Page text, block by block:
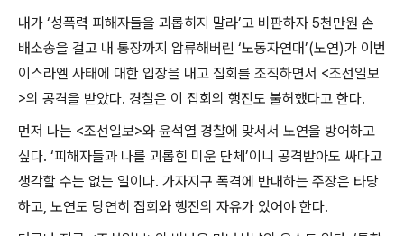
내가 ‘성폭력 피해자들을 괴롭히지 말라’고 비판하자 5천만원 손
배소송을 걸고 내 통장까지 압류해버린 ‘노동자연대’(노연)가 이번
이스라엘 사태에 대한 입장을 내고 집회를 조직하면서 <조선일보
>의 공격을 받았다. 경찰은 이 집회의 행진도 불허했다고 한다.
먼저 나는 <조선일보>와 윤석열 경찰에 맞서서 노연을 방어하고
싶다. ‘피해자들과 나를 괴롭힌 미운 단체’이니 공격받아도 싸다고
생각할 수는 없는 일이다. 가자지구 폭격에 반대하는 주장은 타당
하고, 노연도 당연히 집회와 행진의 자유가 있어야 한다.